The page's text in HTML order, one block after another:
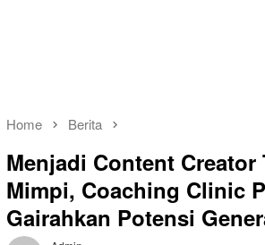
Home Berita
Menjadi Content Creator
Mimpi, Coaching Clinic
Gairahkan Potensi